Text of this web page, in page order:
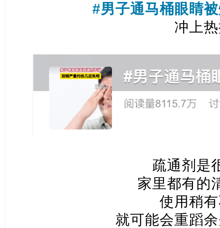
#男子通马桶眼睛
冲上
疏通剂是
家里都有的
使用稍
就可能会重蹈